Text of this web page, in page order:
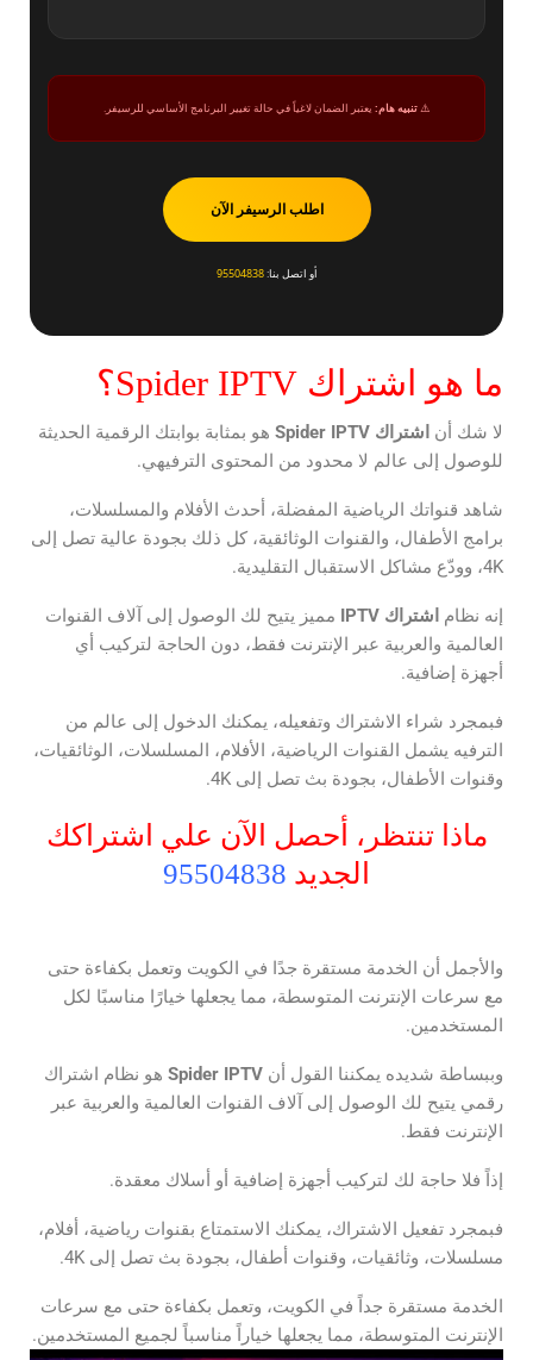
⚠️تنبيه هام: يعتبر الضمان لاغياً في حالة تغيير البرنامج الأساسي للرسيفر.
اطلب الرسيفر الآن
أو اتصل بنا:95504838
ما هو اشتراك Spider IPTV؟
لا شك أن اشتراك Spider IPTV هو بمثابة بوابتك الرقمية الحديثة
للوصول إلى عالم لا محدود من المحتوى الترفيهي.
شاهد قنواتك الرياضية المفضلة، أحدث الأفلام والمسلسلات،
برامج الأطفال، والقنوات الوثائقية، كل ذلك بجودة عالية تصل إلى
4K، وودّع مشاكل الاستقبال التقليدية.
إنه نظام اشتراك IPTV مميز يتيح لك الوصول إلى آلاف القنوات
العالمية والعربية عبر الإنترنت فقط، دون الحاجة لتركيب أي
أجهزة إضافية.
فبمجرد شراء الاشتراك وتفعيله، يمكنك الدخول إلى عالم من
الترفيه يشمل القنوات الرياضية، الأفلام، المسلسلات، الوثائقيات،
وقنوات الأطفال، بجودة بث تصل إلى 4K.
ماذا تنتظر، أحصل الآن علي اشتراكك
الجديد 95504838
والأجمل أن الخدمة مستقرة جدًا في الكويت وتعمل بكفاءة حتى
مع سرعات الإنترنت المتوسطة، مما يجعلها خيارًا مناسبًا لكل
المستخدمين.
وببساطة شديده يمكننا القول أن Spider IPTV هو نظام اشتراك
رقمي يتيح لك الوصول إلى آلاف القنوات العالمية والعربية عبر
الإنترنت فقط.
إذاً فلا حاجة لك لتركيب أجهزة إضافية أو أسلاك معقدة.
فبمجرد تفعيل الاشتراك، يمكنك الاستمتاع بقنوات رياضية، أفلام،
مسلسلات، وثائقيات، وقنوات أطفال، بجودة بث تصل إلى 4K.
الخدمة مستقرة جداً في الكويت، وتعمل بكفاءة حتى مع سرعات
الإنترنت المتوسطة، مما يجعلها خياراً مناسباً لجميع المستخدمين.